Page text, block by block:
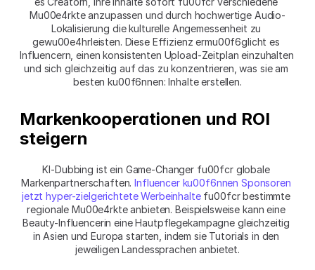
Mu00e4rkte anzupassen und durch hochwertige Audio-
Lokalisierung die kulturelle Angemessenheit zu
gewu00e4hrleisten. Diese Effizienz ermu00f6glicht es
Influencern, einen konsistenten Upload-Zeitplan einzuhalten
und sich gleichzeitig auf das zu konzentrieren, was sie am
besten ku00f6nnen: Inhalte erstellen.
Markenkooperationen und ROI
steigern
KI-Dubbing ist ein Game-Changer fu00fcr globale
Markenpartnerschaften. Influencer ku00f6nnen Sponsoren
jetzt hyper-zielgerichtete Werbeinhalte fu00fcr bestimmte
regionale Mu00e4rkte anbieten. Beispielsweise kann eine
Beauty-Influencerin eine Hautpflegekampagne gleichzeitig
in Asien und Europa starten, indem sie Tutorials in den
jeweiligen Landessprachen anbietet.